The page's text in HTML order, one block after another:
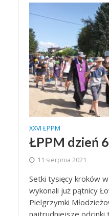
XXVI ŁPPM
ŁPPM dzień 6
11 sierpnia 2021
Setki tysięcy kroków
wykonali już pątnicy
Pielgrzymki
najtrudniejsze odcinki